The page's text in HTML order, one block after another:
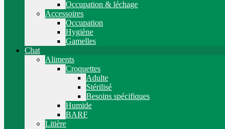
Occupation & léchage
Accessoires
Occupation
Hygiène
Gamelles
Chat
Aliments
Croquettes
Adulte
Stérilisé
Besoins spécifiques
Humide
BARF
Litière